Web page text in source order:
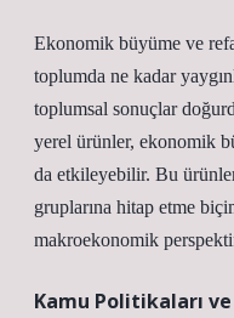
Ekonomik büyüme ve
toplumda ne kadar
toplumsal sonuçlar
yerel ürünler, ekonomik
da etkileyebilir. Bu
gruplarına hitap etme
makroekonomik
Kamu Politikaları